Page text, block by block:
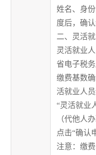
姓名、身
度后，确
二、灵活
灵活就业
省电子税
缴费基数
活就业人
“灵活就业
（代他人
点击“确认
注意：缴